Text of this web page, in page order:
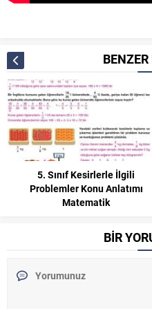
5. Sınıf Kesirlerle İlgili
Problemler Konu Anlatımı
Matematik
BİR